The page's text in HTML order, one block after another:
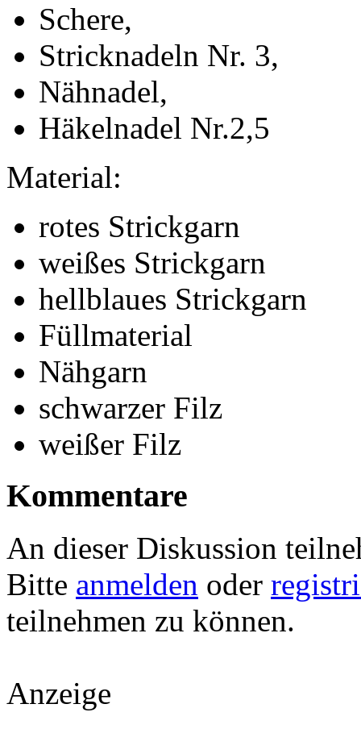
Schere,
Stricknadeln Nr. 3,
Nähnadel,
Häkelnadel Nr.2,5
Material:
rotes Strickgarn
weißes Strickgarn
hellblaues Strickgarn
Füllmaterial
Nähgarn
schwarzer Filz
weißer Filz
Kommentare
An dieser Diskussion
Bitte anmelden oder
teilnehmen zu können.
Anzeige